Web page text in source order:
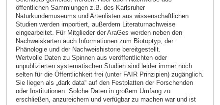
öffentlichen Sammlungen z.B. des Karlsruher
Naturkundemuseums und Artenlisten aus wissenschaftlichen
Studien werden importiert, außerdem Literaturnachweise
eingearbeitet. Für Mitglieder der AraGes werden neben den
Nachweiskarten auch Informationen zum Biotoptyp, der
Phänologie und der Nachweishistorie bereitgestellt.
Wertvolle Daten zu Spinnen aus veröffentlichten oder
unpublizierten systematischen Studien sind leider immer noch
selten für die Öffentlichkeit frei (unter FAIR Prinzipien) zugänglich.
Sie liegen als „dark data“ auf den Festplatten der Forschenden
oder Institutionen. Solche Daten in großem Umfang zu
erschließen, anzureichern und verfügbar zu machen war und ist